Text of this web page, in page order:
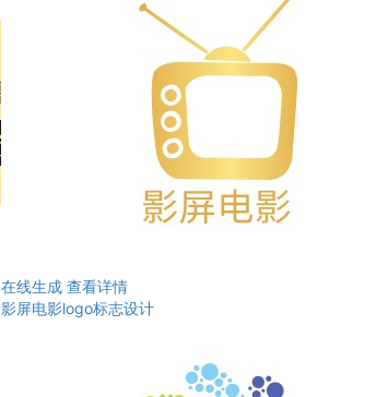
在线生成 查看详情
影屏电影logo标志设计